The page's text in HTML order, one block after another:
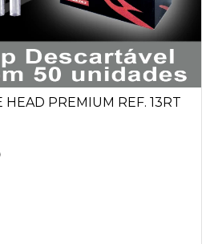
PREMIUM REF. 13RT